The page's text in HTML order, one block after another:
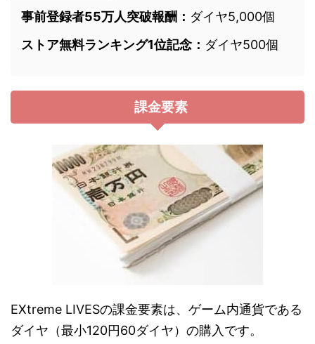
事前登録者55万人突破報酬： ダイヤ5,000個
ストア無料ランキング1位記念： ダイヤ500個
課金要素
EXtreme LIVESの課金要素は、ゲーム内通貨である
ダイヤ（最小120円60ダイヤ）の購入です。